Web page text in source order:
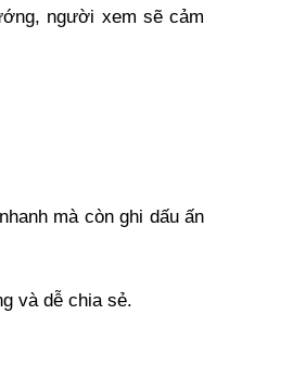
người xem sẽ cảm
mà còn ghi dấu ấn
và dễ chia sẻ.